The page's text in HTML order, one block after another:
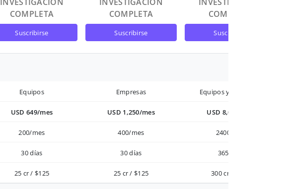
COMPLETA
suscribirse
COMPLETA
suscribirse
COMPLETA
suscribirse
Equipos Empresas Equipos y Empresas
USD 649/mes USD 1,250/mes USD 8,000/año
200/mes 400/mes 2400/año
30 días 30 días 365 días
25 cr / $125 25 cr / $125 300 cr / $900